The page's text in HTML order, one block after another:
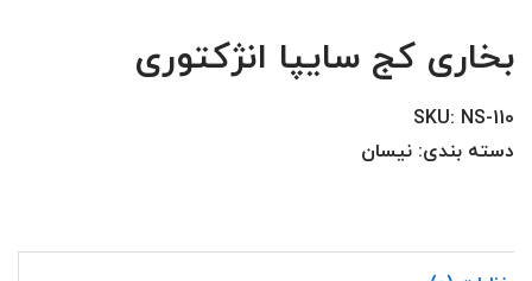
بخاری کج سایپا انژکتوری
SKU: NS-110
دسته بندی: نیسان